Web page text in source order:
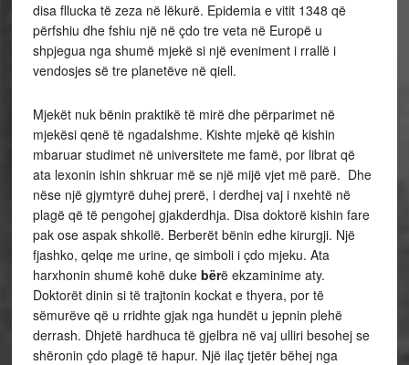
disa fllucka të zeza në lëkurë. Epidemia e vitit 1348 që
përfshiu dhe fshiu një në çdo tre veta në Europë u
shpjegua nga shumë mjekë si një eveniment i rrallë i
vendosjes së tre planetëve në qiell.
Mjekët nuk bënin praktikë të mirë dhe përparimet në
mjekësi qenë të ngadalshme. Kishte mjekë që kishin
mbaruar studimet në universitete me famë, por librat që
ata lexonin ishin shkruar më se një mijë vjet më parë. Dhe
nëse një gjymtyrë duhej prerë, i derdhej vaj i nxehtë në
plagë që të pengohej gjakderdhja. Disa doktorë kishin fare
pak ose aspak shkollë. Berberët bënin edhe kirurgji. Një
fjashko, qelqe me urine, qe simboli i çdo mjeku. Ata
harxhonin shumë kohë duke bërë ekzaminime aty.
Doktorët dinin si të trajtonin kockat e thyera, por të
sëmurëve që u rridhte gjak nga hundët u jepnin plehë
derrash. Dhjetë hardhuca të gjelbra në vaj ulliri besohej se
shëronin çdo plagë të hapur. Një ilaç tjetër bëhej nga